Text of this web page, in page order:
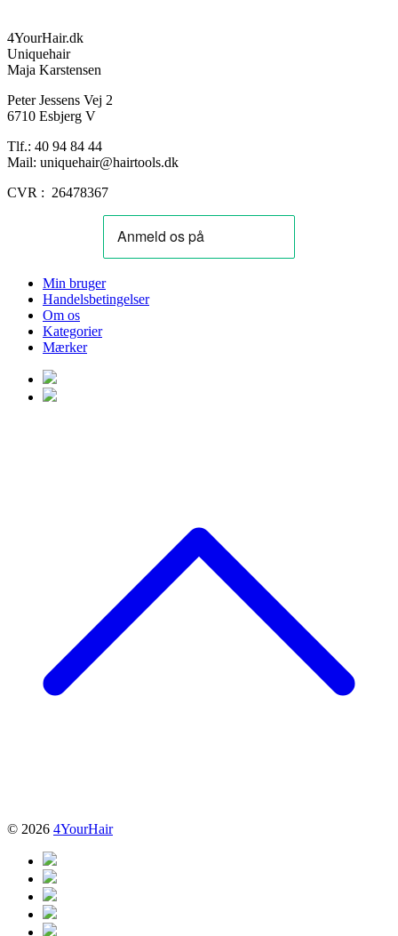
4YourHair.dk
Uniquehair
Maja Karstensen
Peter Jessens Vej 2
6710 Esbjerg V
Tlf.: 40 94 84 44
Mail: uniquehair@hairtools.dk
CVR : 26478367
Min bruger
Handelsbetingelser
Om os
Kategorier
Mærker
© 2026 4YourHair